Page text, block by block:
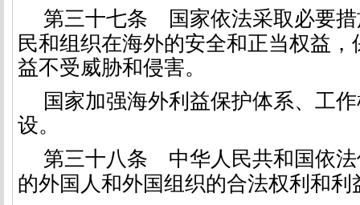
第三十七条 国家依法采取必要
民和组织在海外的安全和正当权益
益不受威胁和侵害。
国家加强海外利益保护体系、工
设。
第三十八条 中华人民共和国依
的外国人和外国组织的合法权利和利